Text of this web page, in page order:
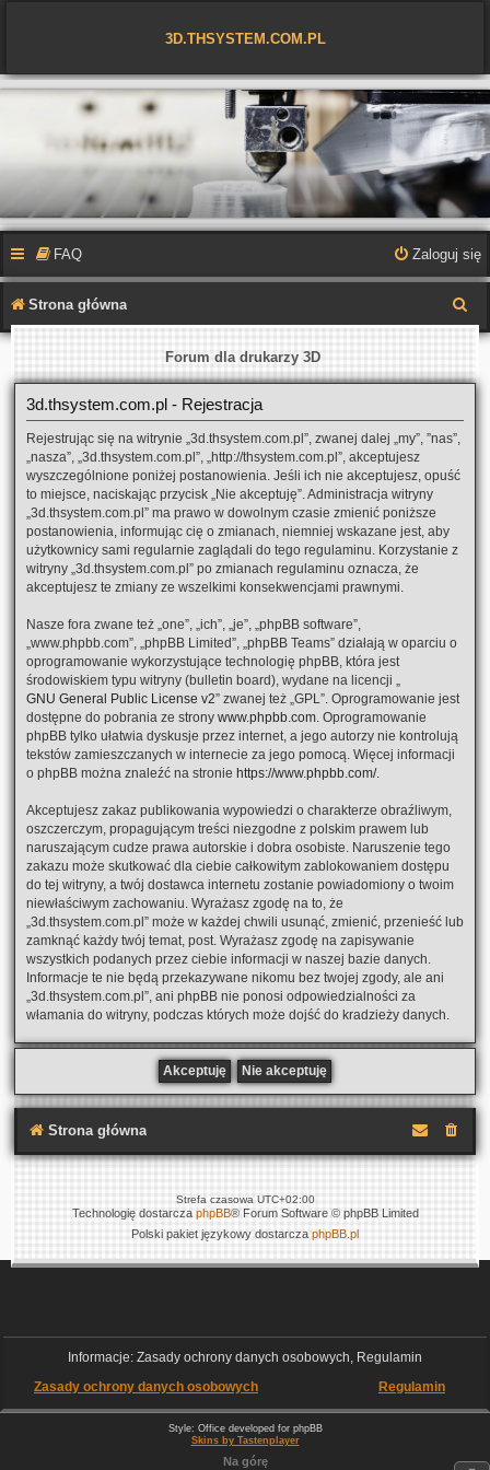
3D.THSYSTEM.COM.PL
FAQ Zaloguj się
Strona główna
z
k
Forum dla drukarzy 3D
3d.thsystem.com.pl - Rejestracja
Rejestrując się na witrynie „3d.thsystem.com.pl”, zwanej dalej „my”, ”nas”,
„nasza”, „3d.thsystem.com.pl”, „http://thsystem.com.pl”, akceptujesz
wyszczególnione poniżej postanowienia. Jeśli ich nie akceptujesz, opuść
to miejsce, naciskając przycisk „Nie akceptuję”. Administracja witryny
„3d.thsystem.com.pl” ma prawo w dowolnym czasie zmienić poniższe
postanowienia, informując cię o zmianach, niemniej wskazane jest, aby
użytkownicy sami regularnie zaglądali do tego regulaminu. Korzystanie z
witryny „3d.thsystem.com.pl” po zmianach regulaminu oznacza, że
akceptujesz te zmiany ze wszelkimi konsekwencjami prawnymi.
Nasze fora zwane też „one”, „ich”, „je”, „phpBB software”,
„www.phpbb.com”, „phpBB Limited”, „phpBB Teams” działają w oparciu o
oprogramowanie wykorzystujące technologię phpBB, która jest
środowiskiem typu witryny (bulletin board), wydane na licencji „
GNU General Public License v2” zwanej też „GPL”. Oprogramowanie jest
dostępne do pobrania ze strony www.phpbb.com. Oprogramowanie
phpBB tylko ułatwia dyskusje przez internet, a jego autorzy nie kontrolują
tekstów zamieszczanych w internecie za jego pomocą. Więcej informacji
o phpBB można znaleźć na stronie https://www.phpbb.com/.
Akceptujesz zakaz publikowania wypowiedzi o charakterze obraźliwym,
oszczerczym, propagującym treści niezgodne z polskim prawem lub
naruszającym cudze prawa autorskie i dobra osobiste. Naruszenie tego
zakazu może skutkować dla ciebie całkowitym zablokowaniem dostępu
do tej witryny, a twój dostawca internetu zostanie powiadomiony o twoim
niewłaściwym zachowaniu. Wyrażasz zgodę na to, że
„3d.thsystem.com.pl” może w każdej chwili usunąć, zmienić, przenieść lub
zamknąć każdy twój temat, post. Wyrażasz zgodę na zapisywanie
wszystkich podanych przez ciebie informacji w naszej bazie danych.
Informacje te nie będą przekazywane nikomu bez twojej zgody, ale ani
„3d.thsystem.com.pl”, ani phpBB nie ponosi odpowiedzialności za
włamania do witryny, podczas których może dojść do kradzieży danych.
Strona główna
Strefa czasowa UTC+02:00
Technologię dostarcza phpBB® Forum Software © phpBB Limited
Polski pakiet językowy dostarcza phpBB.pl
Informacje: Zasady ochrony danych osobowych, Regulamin
Zasady ochrony danych osobowych
Regulamin
Style: Office developed for phpBB
Skins by Tastenplayer
Na górę